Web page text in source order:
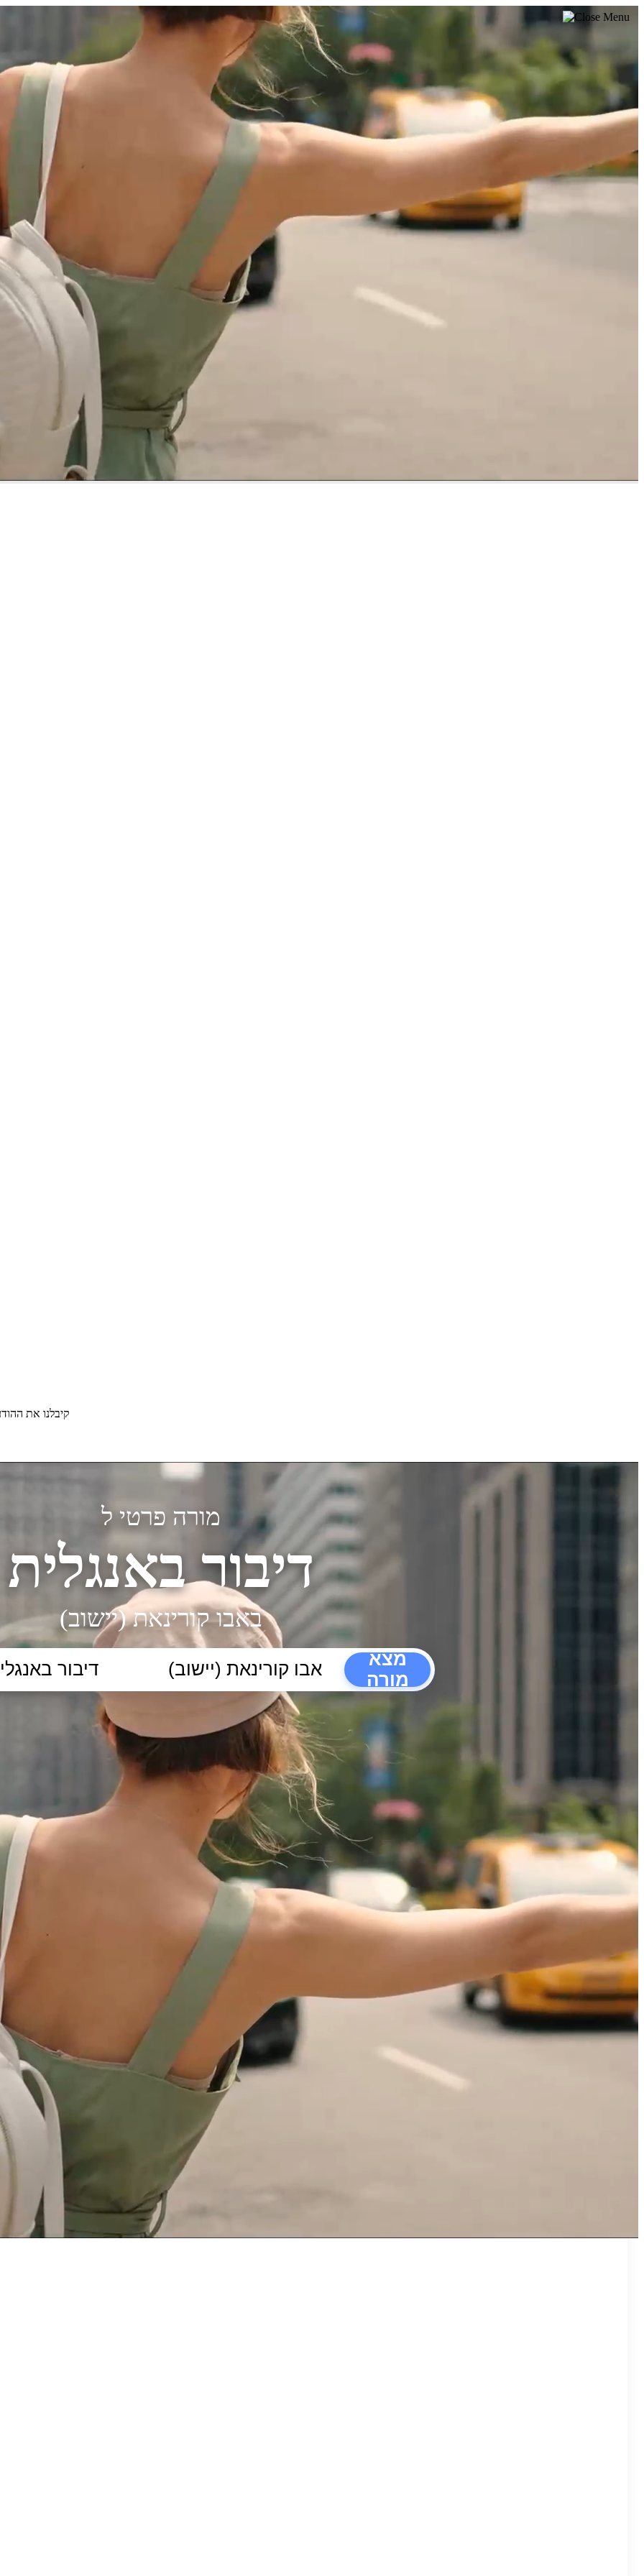
קיבלנו את
מורה פרטי ל
דיבור באנגלית
באבו קורינאת (יישוב)
הקלידו נושא לימוד...
מצא
מורה
ללמוד אונליין
ללמוד
פרונטלי
כל יסודי השכלה גבוהה הפרעות קשב וריכוז
₪50
מאמן פרטי